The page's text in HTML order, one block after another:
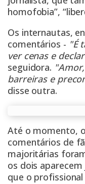
homofobia”,
Os internautas,
comentários - "É
ver cenas e
seguidora.
barreiras e
disse outra.
Até o momento,
comentários de
majoritárias
os dois
que o